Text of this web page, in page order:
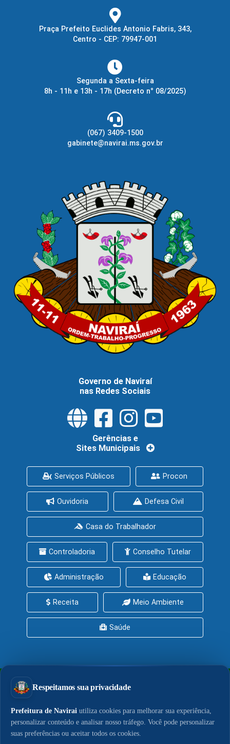
Praça Prefeito Euclides Antonio Fabris, 343,
Centro - CEP: 79947-001
Segunda a Sexta-feira
8h - 11h e 13h - 17h (Decreto n° 08/2025)
(067) 3409-1500
gabinete@navirai.ms.gov.br
Governo de Naviraí
nas Redes Sociais
Gerências e
Sites Municipais
Serviços Públicos Procon
Ouvidoria Defesa Civil
Casa do Trabalhador
Controladoria Conselho Tutelar
Administração Educação
Receita Meio Ambiente
Saúde
PrefeituraZAP Central de Serviços
LGPD Acesso à Informação